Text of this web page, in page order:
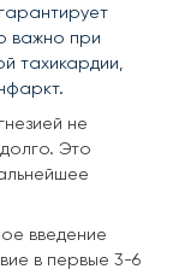
важно при
тахикардии,
не
Это
введение
в первые 3-6